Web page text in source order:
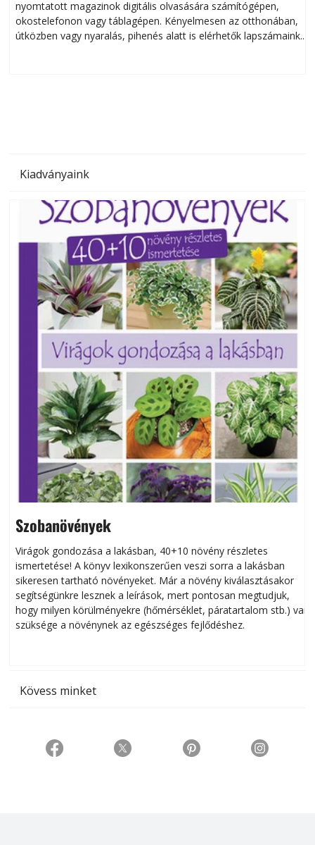
nyomtatott magazinok digitális olvasására számítógépen,
okostelefonon vagy táblagépen. Kényelmesen az otthonában,
útközben vagy nyaralás, pihenés alatt is elérhetők lapszámaink.
Kiadványaink
Szobanövények
Virágok gondozása a lakásban, 40+10 növény részletes
ismertetése! A könyv lexikonszerűen veszi sorra a lakásban
sikeresen tart­ha­tó növényeket. Már a növény kiválasztásakor
segítségünkre lesznek a leírások, mert pontosan megtudjuk,
hogy milyen körülményekre (hőmérséklet, páratartalom stb.) van
szüksége a növénynek az egészséges fejlődéshez.
Kövess minket